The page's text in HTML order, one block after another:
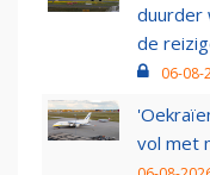
duurder
de
06-08-
vol met